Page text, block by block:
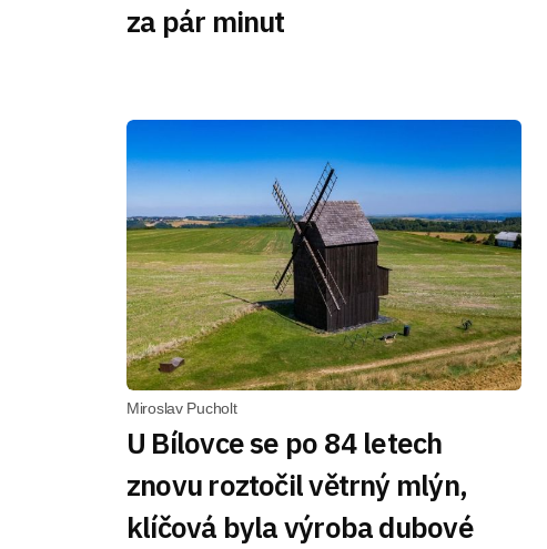
za pár minut
Miroslav Pucholt
U Bílovce se po 84 letech
znovu roztočil větrný mlýn,
klíčová byla výroba dubové